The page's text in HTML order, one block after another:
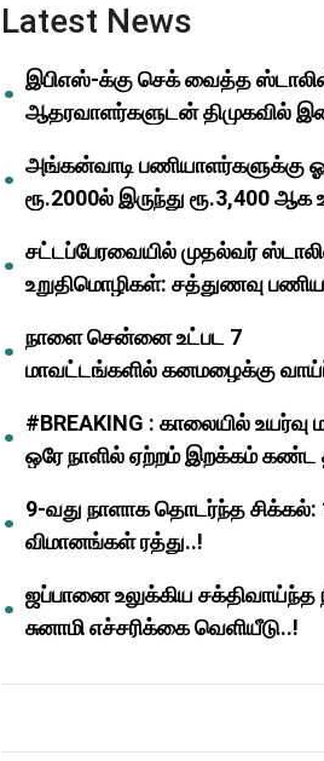
Latest News
இபிஎஸ்-க்கு செக் வைத்த
ஆதரவாளர்களுடன் திமுகவில்
அங்கன்வாடி பணியாளர்களுக்கு
ரூ.2000ல் இருந்து ரூ.3,400 ஆக
சட்டப்பேரவையில் முதல்வர்
உறுதிமொழிகள்: சத்துணவு
நாளை சென்னை உட்பட 7
மாவட்டங்களில் கனமழைக்கு
#BREAKING : காலையில் உயர்வு
ஒரே நாளில் ஏற்றம் இறக்கம்
9-வது நாளாக தொடர்ந்த
விமானங்கள் ரத்து..!
ஜப்பானை உலுக்கிய சக்திவாய்ந்த
சுனாமி எச்சரிக்கை வெளியீடு..!